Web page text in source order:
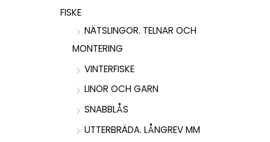
FISKE
NÄTSLINGOR. TELNAR OCH
MONTERING
VINTERFISKE
LINOR OCH GARN
SNABBLÅS
UTTERBRÄDA. LÅNGREV MM